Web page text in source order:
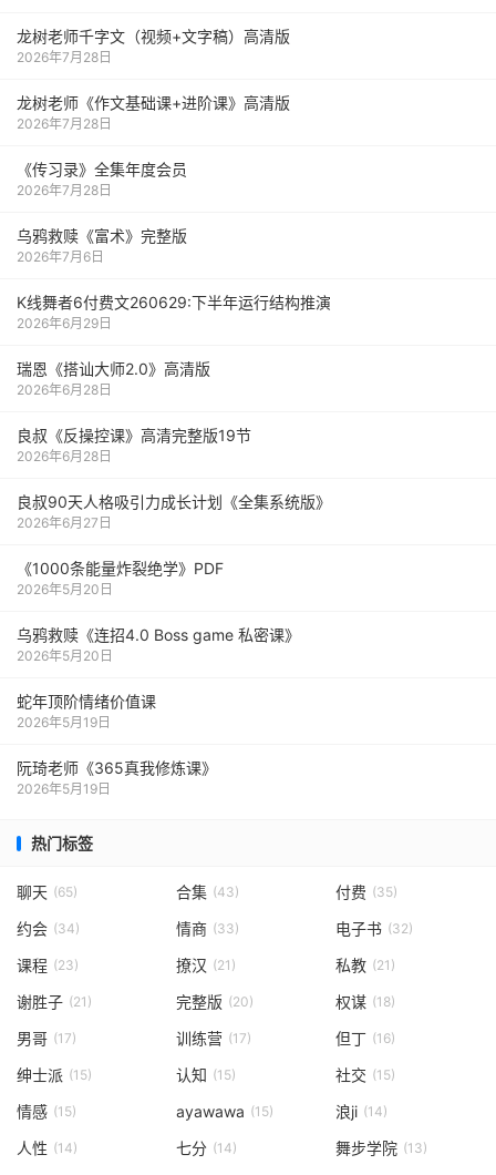
龙树老师千字文（视频+文字稿）高清版
2026年7月28日
龙树老师《作文基础课+进阶课》高清版
2026年7月28日
《传习录》全集年度会员
2026年7月28日
乌鸦救赎《富术》完整版
2026年7月6日
K线舞者6付费文260629:下半年运行结构推演
2026年6月29日
瑞恩《搭讪大师2.0》高清版
2026年6月28日
良叔《反操控课》高清完整版19节
2026年6月28日
良叔90天人格吸引力成长计划《全集系统版》
2026年6月27日
《1000‮能条‬‎量‮裂炸‬‎绝学》PDF
2026年5月20日
乌鸦救赎《连招4.0 Boss game 私密课》
2026年5月20日
蛇年顶阶情绪价值课
2026年5月19日
阮琦老师《365真我修炼课》
2026年5月19日
热门标签
聊天 (65) 合集 (43) 付费 (35)
约会 (34) 情商 (33) 电子书 (32)
课程 (23) 撩汉 (21) 私教 (21)
谢胜子 (21) 完整版 (20) 权谋 (18)
男哥 (17) 训练营 (17) 但丁 (16)
绅士派 (15) 认知 (15) 社交 (15)
情感 (15) ayawawa (15) 浪ji (14)
人性 (14) 七分 (14) 舞步学院 (13)